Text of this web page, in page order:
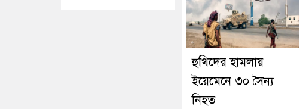
হুথিদের হামলায়
ইয়েমেনে ৩০ সৈন্য
নিহত